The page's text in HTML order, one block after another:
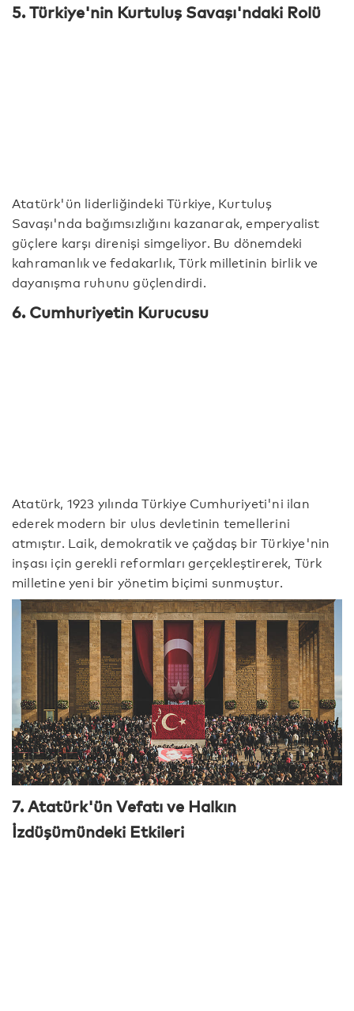
5. Türkiye'nin Kurtuluş Savaşı'ndaki Rolü
Atatürk'ün liderliğindeki Türkiye, Kurtuluş
Savaşı'nda bağımsızlığını kazanarak, emperyalist
güçlere karşı direnişi simgeliyor. Bu dönemdeki
kahramanlık ve fedakarlık, Türk milletinin birlik ve
dayanışma ruhunu güçlendirdi.
6. Cumhuriyetin Kurucusu
Atatürk, 1923 yılında Türkiye Cumhuriyeti'ni ilan
ederek modern bir ulus devletinin temellerini
atmıştır. Laik, demokratik ve çağdaş bir Türkiye'nin
inşası için gerekli reformları gerçekleştirerek, Türk
milletine yeni bir yönetim biçimi sunmuştur.
7. Atatürk'ün Vefatı ve Halkın
İzdüşümündeki Etkileri